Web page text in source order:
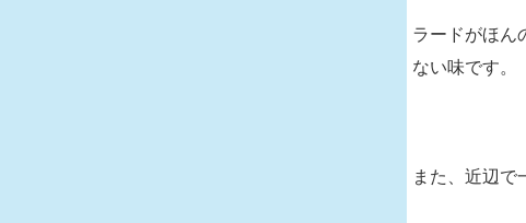
ラードがほん
ない味です。
また、近辺で